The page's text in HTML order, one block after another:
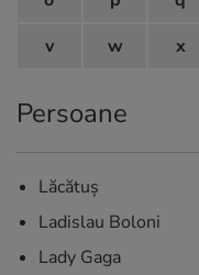
v
w x
Persoane
Lăcătuş
Ladislau Boloni
Lady Gaga